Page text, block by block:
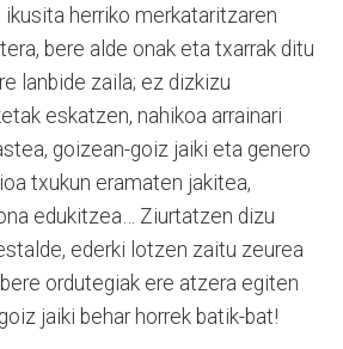
ikusita herriko merkataritzaren
bere alde onak eta txarrak ditu
lanbide zaila; ez dizkizu
eskatzen, nahikoa arrainari
goizean-goiz jaiki eta genero
txukun eramaten jakitea,
edukitzea… Ziurtatzen dizu
ederki lotzen zaitu zeurea
ordutegiak ere atzera egiten
jaiki behar horrek batik-bat!